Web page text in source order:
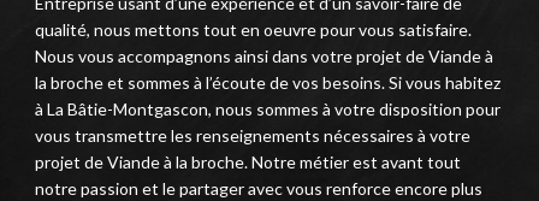
qualité, nous mettons tout en oeuvre pour vous satisfaire.
Nous vous accompagnons ainsi dans votre projet de Viande à
la broche et sommes à l’écoute de vos besoins. Si vous habitez
à La Bâtie-Montgascon, nous sommes à votre disposition pour
vous transmettre les renseignements nécessaires à votre
projet de Viande à la broche. Notre métier est avant tout
notre passion et le partager avec vous renforce encore plus